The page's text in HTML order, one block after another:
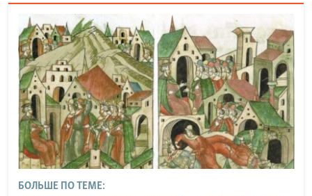
БОЛЬШЕ ПО ТЕМЕ: